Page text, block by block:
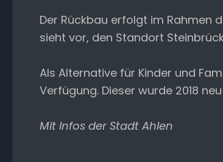
Der Rückbau erfolgt im Rahmen
sieht vor, den Standort
Als Alternative für Kinder und
Verfügung. Dieser wurde 2018
Mit Infos der Stadt Ahlen